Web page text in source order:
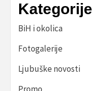
Kategorije
BiH i okolica
Fotogalerije
Ljubuške novosti